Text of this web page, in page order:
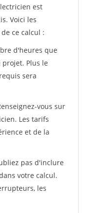
est
Voici les
ce calcul :
d'heures que
Plus le
sera
vous sur
Les tarifs
et de la
pas d'inclure
votre calcul.
les